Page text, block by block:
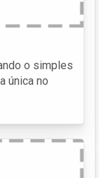
o simples
única no